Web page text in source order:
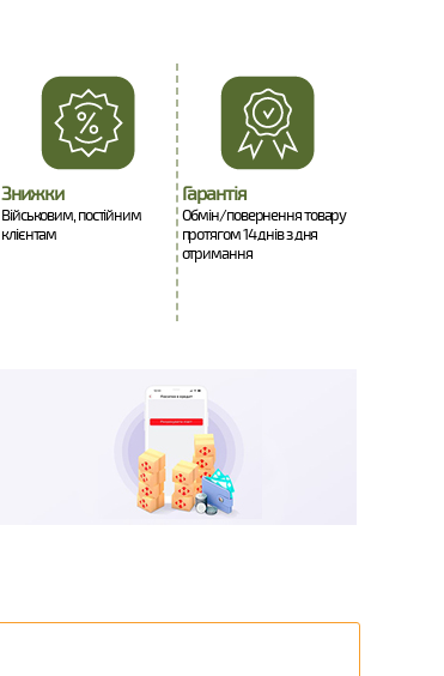
Знижки
Військовим, постійним
клієнтам
Гарантія
Обмін/повернення товару
протягом 14 днів з дня
отримання